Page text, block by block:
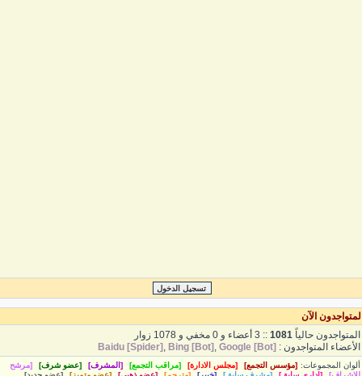
الآن
حالياً 1081:: 3 أعضاء و 0 مخفي و 1078 زوار
المتواجدون :
Baidu [Spider] ,Bing [Bot] ,Google [Bot]
المجموعات: [مؤسس التجمع] [مجلس الادارة] [مراقب التجمع] [المشرف] [عضو شرف]
[مرشح